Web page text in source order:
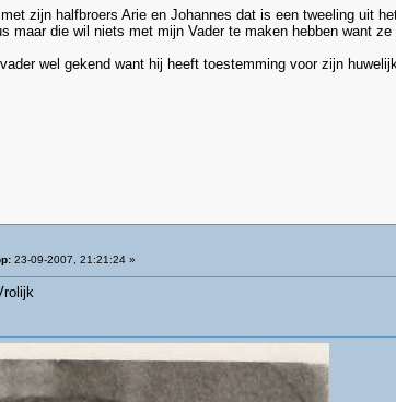
zijn halfbroers Arie en Johannes dat is een tweeling uit
maar die wil niets met mijn Vader te maken hebben want
wel gekend want hij heeft toestemming voor zijn
23-09-2007, 21:21:24 »